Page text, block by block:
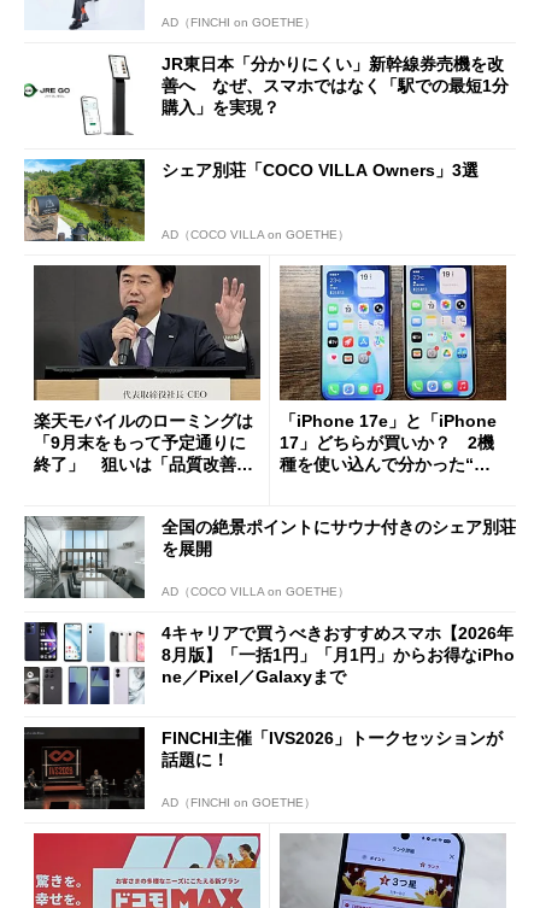
AD（FINCHI on GOETHE）
JR東日本「分かりにくい」新幹線券売機を改
善へ なぜ、スマホではなく「駅での最短1分
購入」を実現？
シェア別荘「COCO VILLA Owners」3選
AD（COCO VILLA on GOETHE）
楽天モバイルのローミングは
「9月末をもって予定通りに
終了」 狙いは「品質改善」
も
「iPhone 17e」と「iPhone
17」どちらが買いか？ 2機
種を使い込んで分かった“ス
全国の絶景ポイントにサウナ付きのシェア別荘
を展開
AD（COCO VILLA on GOETHE）
4キャリアで買うべきおすすめスマホ【2026年
8月版】「一括1円」「月1円」からお得なiPho
ne／Pixel／Galaxyまで
FINCHI主催「IVS2026」トークセッションが
話題に！
AD（FINCHI on GOETHE）